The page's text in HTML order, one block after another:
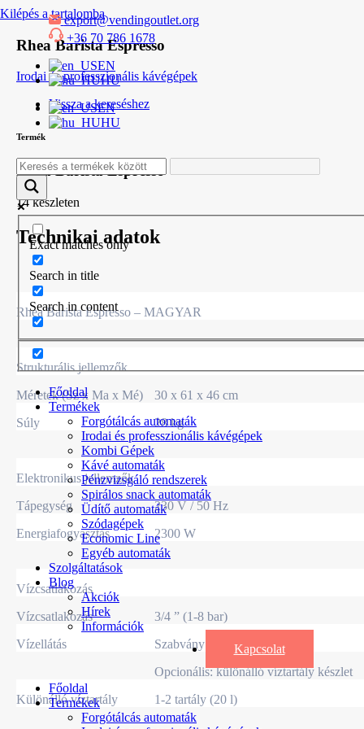
Kilépés a tartalombaexport@vendingoutlet.org
+36 70 786 1678
EN
HU
EN
HU
Exact matches only
Search in title
Search in content
Főoldal
Termékek
Forgótálcás automaták
Irodai és professzionális kávégépek
Kombi Gépek
Kávé automaták
Pénzvizsgáló rendszerek
Spirálos snack automaták
Üdítő automaták
Szódagépek
Economic Line
Egyéb automaták
Szolgáltatások
Blog
Akciók
Hírek
Információk
Kapcsolat
Főoldal
Termékek
Forgótálcás automaták
Rhea Barista Espresso
Irodai és professzionális kávégépek
Vissza a kereséshez
Termék
Rhea Barista Espresso
14 készleten
Technikai adatok
Rhea Barista Espresso – MAGYAR
Strukturális jellemzők
Méretek (Sz x Ma x Mé)
30 x 61 x 46 cm
Súly
28 kg
Elektronikus jellemzők
Tápegység
230 V / 50 Hz
Energiafogyasztás
2300 W
Vízcsatlakozás
Vízcsatlakozás
3/4 ” (1-8 bar)
Vízellátás
Szabvány: vízellátás
Opcionális: különálló víztartály készlet
Különálló víztartály
1-2 tartály (20 l)